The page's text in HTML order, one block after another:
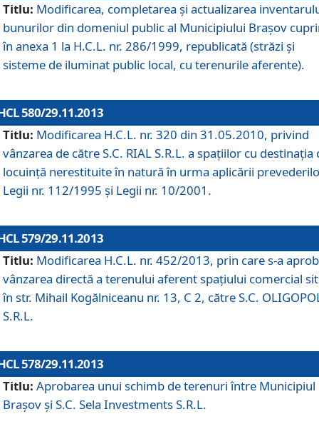
Titlu: Modificarea, completarea şi actualizarea
bunurilor din domeniul public al Municipiului Braşov
în anexa 1 la H.C.L. nr. 286/1999, republicată (străzi şi
sisteme de iluminat public local, cu terenurile aferente).
580/29.11.2013
Titlu: Modificarea H.C.L. nr. 320 din 31.05.2010, privind
vânzarea de către S.C. RIAL S.R.L. a spaţiilor cu destinaţia
locuinţă nerestituite în natură în urma aplicării
Legii nr. 112/1995 şi Legii nr. 10/2001.
579/29.11.2013
Titlu: Modificarea H.C.L. nr. 452/2013, prin care s-a
vânzarea directă a terenului aferent spaţiului comercial
în str. Mihail Kogălniceanu nr. 13, C 2, către S.C.
S.R.L.
578/29.11.2013
Titlu: Aprobarea unui schimb de terenuri între Municipiul
Braşov şi S.C. Sela Investments S.R.L.